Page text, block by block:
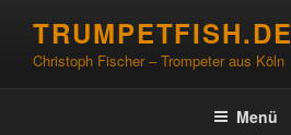
springen
TRUMPETFISH.DE
Christoph Fischer – Trompeter aus Köln
Menü